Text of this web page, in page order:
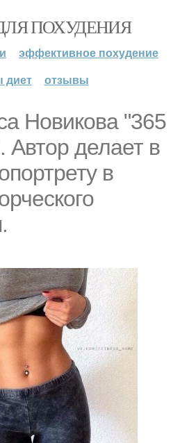
ПОХУДЕНИЯ
эффективное похудение
диет
отзывы
Новикова "365
Автор делает в
в